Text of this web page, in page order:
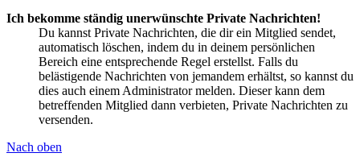
Ich bekomme ständig unerwünschte Private Nachrichten!
Du kannst Private Nachrichten, die dir ein Mitglied sendet,
automatisch löschen, indem du in deinem persönlichen
Bereich eine entsprechende Regel erstellst. Falls du
belästigende Nachrichten von jemandem erhältst, so kannst du
dies auch einem Administrator melden. Dieser kann dem
betreffenden Mitglied dann verbieten, Private Nachrichten zu
versenden.
Nach oben